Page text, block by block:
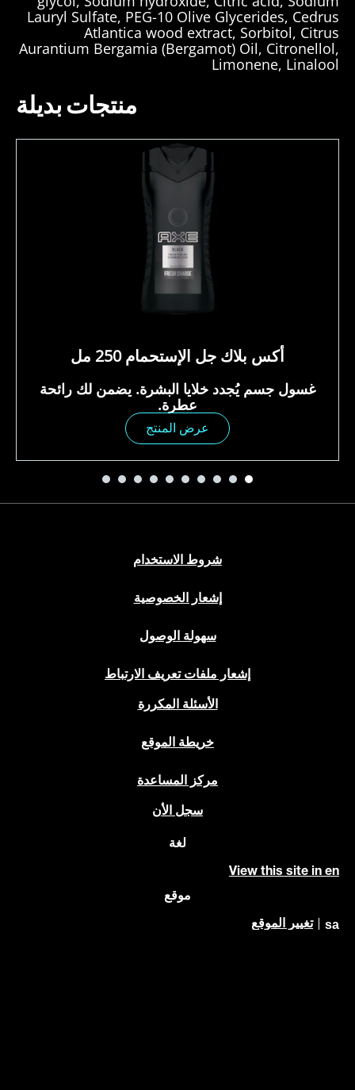
Lauryl Sulfate, PEG-10 Olive Glycerides, Cedrus
Atlantica wood extract, Sorbitol, Citrus
Aurantium Bergamia (Bergamot) Oil, Citronellol,
Limonene, Linalool
منتجات بديلة
أكس بلاك جل الإستحمام 250 مل
غسول جسم يُجدد خلايا البشرة. يضمن لك رائحة
عطرة.
عرض المنتج
شروط الاستخدام
إشعار الخصوصية
سهولة الوصول
إشعار ملفات تعريف الارتباط
الأسئلة المكررة
خريطة الموقع
مركز المساعدة
سجل الأن
لغة
View this site in en
موقع
sa تغيير الموقع